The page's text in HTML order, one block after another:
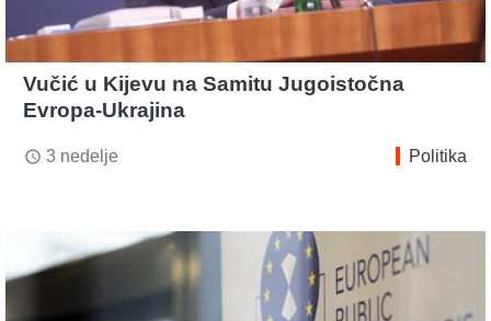
Vučić u Kijevu na Samitu Jugoistočna
Evropa-Ukrajina
access_time 3 nedelje Politika